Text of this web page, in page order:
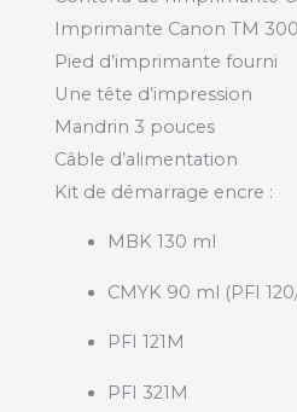
Imprimante Canon TM
Pied d’imprimante fourni
Une tête d’impression
Mandrin 3 pouces
Câble d’alimentation
Kit de démarrage encre :
MBK 130 ml
CMYK 90 ml (PFI
PFI 121M
PFI 321M